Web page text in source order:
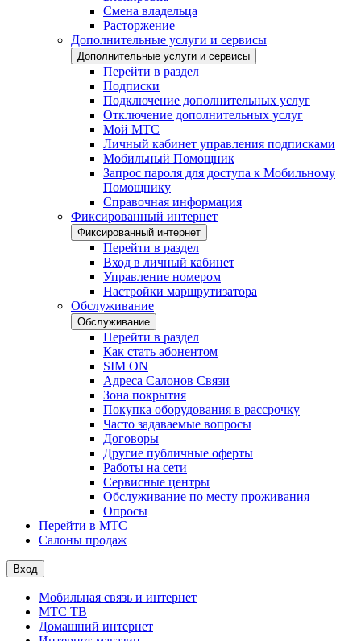
Смена владельца
Расторжение
Дополнительные услуги и сервисы
Дополнительные услуги и сервисы
Перейти в раздел
Подписки
Подключение дополнительных услуг
Отключение дополнительных услуг
Мой МТС
Личный кабинет управления подписками
Мобильный Помощник
Запрос пароля для доступа к Мобильному
Помощнику
Справочная информация
Фиксированный интернет
Фиксированный интернет
Перейти в раздел
Вход в личный кабинет
Управление номером
Настройки маршрутизатора
Обслуживание
Обслуживание
Перейти в раздел
Как стать абонентом
SIM ON
Адреса Салонов Связи
Зона покрытия
Покупка оборудования в рассрочку
Часто задаваемые вопросы
Договоры
Другие публичные оферты
Работы на сети
Сервисные центры
Обслуживание по месту проживания
Опросы
Перейти в МТС
Салоны продаж
Вход
Мобильная связь и интернет
МТС ТВ
Домашний интернет